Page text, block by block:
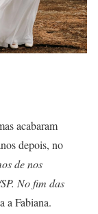
acabaram
depois, no
de nos
No fim das
a Fabiana.